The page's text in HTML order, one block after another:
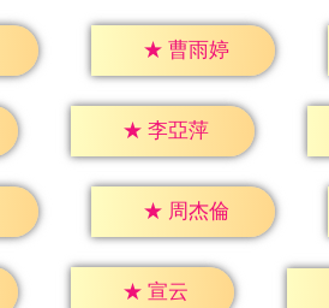
★ 曹雨婷
★ 李亞萍
★ 周杰倫
★ 宣云